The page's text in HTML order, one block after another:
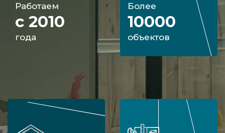
Работаем
с 2010
года
Более
10000
объектов